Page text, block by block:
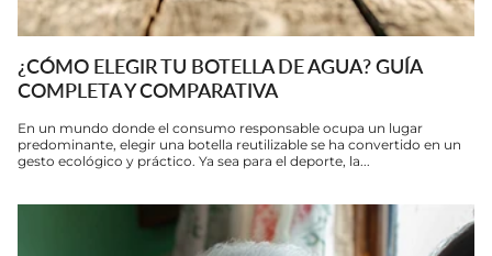
¿CÓMO ELEGIR TU BOTELLA DE AGUA? GUÍA
COMPLETA Y COMPARATIVA
En un mundo donde el consumo responsable ocupa un lugar
predominante, elegir una botella reutilizable se ha convertido en un
gesto ecológico y práctico. Ya sea para el deporte, la...